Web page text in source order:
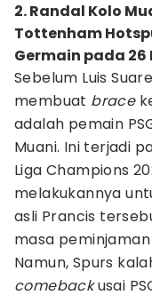
2. Randal Kolo
Tottenham
Germain pada 26
Sebelum Luis
membuat brace
adalah pemain
Muani. Ini terjadi
Liga Champions
melakukannya
asli Prancis
masa
Namun, Spurs
comebackusai